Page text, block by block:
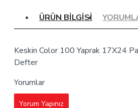
ÜRÜN BILGISI
Keskin Color 100 Yaprak 17X24
Defter
Yorumlar
Yorum Yapınız